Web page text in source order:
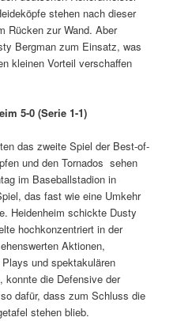
stehen nach dieser
Rücken zur Wand. Aber
Bergman zum Einsatz, was
kleinen Vorteil verschaffen
5-0 (Serie 1-1)
das zweite Spiel der Best-of-
und den Tornados sehen
im Baseballstadion in
das fast wie eine Umkehr
Heidenheim schickte Dusty
hochkonzentriert in der
Aktionen,
und spektakulären
konnte die Defensive der
dafür, dass zum Schluss die
stehen blieb.